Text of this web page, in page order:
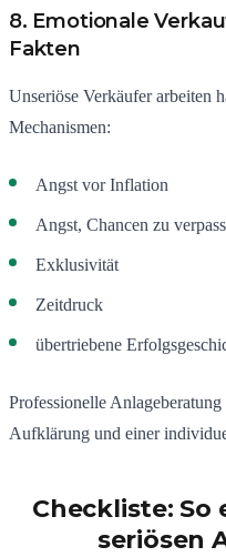
8. Emotionale
Fakten
Unseriöse Verkäufer arbeiten
Mechanismen:
Angst vor Inflation
Angst, Chancen zu
Exklusivität
Zeitdruck
übertriebene
Professionelle
Aufklärung und einer
Checkliste: So
seriösen